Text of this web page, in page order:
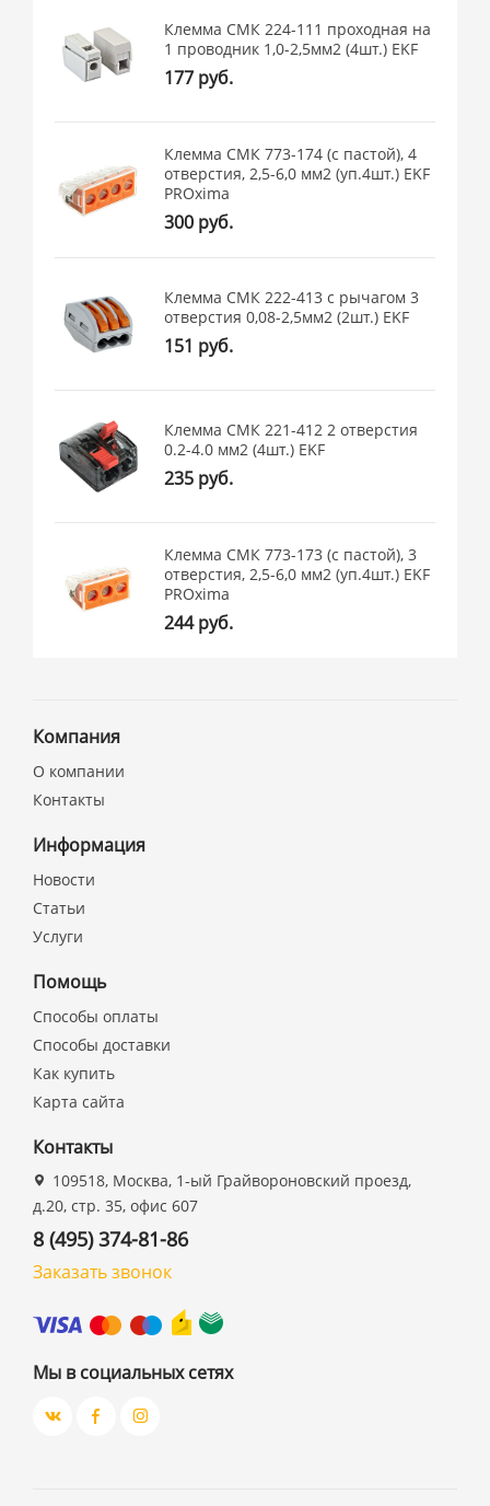
Клемма СМК 224-111 проходная на
1 проводник 1,0-2,5мм2 (4шт.) EKF
177 руб.
Клемма СМК 773-174 (с пастой), 4
отверстия, 2,5-6,0 мм2 (уп.4шт.) EKF
PROxima
300 руб.
Клемма СМК 222-413 с рычагом 3
отверстия 0,08-2,5мм2 (2шт.) EKF
151 руб.
Клемма СМК 221-412 2 отверстия
0.2-4.0 мм2 (4шт.) EKF
235 руб.
Клемма СМК 773-173 (с пастой), 3
отверстия, 2,5-6,0 мм2 (уп.4шт.) EKF
PROxima
244 руб.
Компания
О компании
Контакты
Информация
Новости
Статьи
Услуги
Помощь
Способы оплаты
Способы доставки
Как купить
Карта сайта
Контакты
109518, Москва, 1-ый Грайвороновский проезд,
д.20, стр. 35, офис 607
8 (495) 374-81-86
Заказать звонок
Мы в социальных сетях